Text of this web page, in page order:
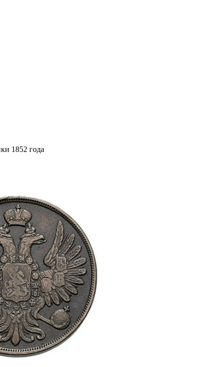
1852 года